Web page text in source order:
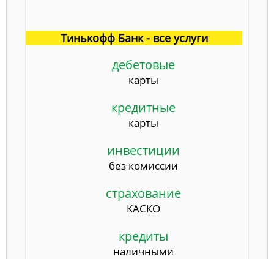
Тинькофф Банк - все услуги
дебетовые
карты
кредитные
карты
инвестиции
без комиссии
страхование
КАСКО
кредиты
наличными